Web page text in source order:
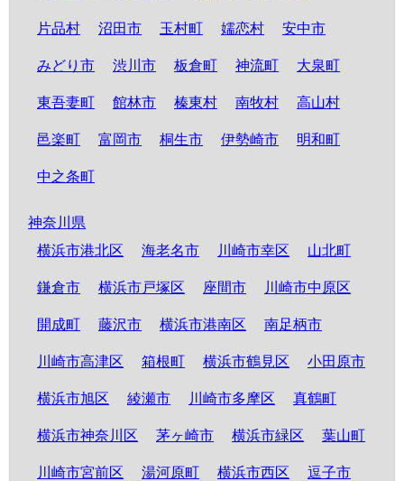
片品村 沼田市 玉村町 嬬恋村 安中市
みどり市 渋川市 板倉町 神流町 大泉町
東吾妻町 館林市 榛東村 南牧村 高山村
邑楽町 富岡市 桐生市 伊勢崎市 明和町
中之条町
神奈川県
横浜市港北区
海老名市 川崎市幸区 山北町
鎌倉市 横浜市戸塚区 座間市 川崎市中原区
開成町 藤沢市 横浜市港南区 南足柄市
川崎市高津区 箱根町 横浜市鶴見区 小田原市
横浜市旭区 綾瀬市 川崎市多摩区 真鶴町
横浜市神奈川区 茅ヶ崎市 横浜市緑区 葉山町
川崎市宮前区 湯河原町 横浜市西区 逗子市